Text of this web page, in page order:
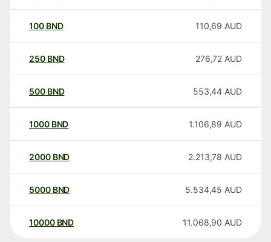
100 BND 110,69 AUD
250 BND 276,72 AUD
500 BND 553,44 AUD
1000 BND 1.106,89 AUD
2000 BND 2.213,78 AUD
5000 BND 5.534,45 AUD
10000 BND 11.068,90 AUD